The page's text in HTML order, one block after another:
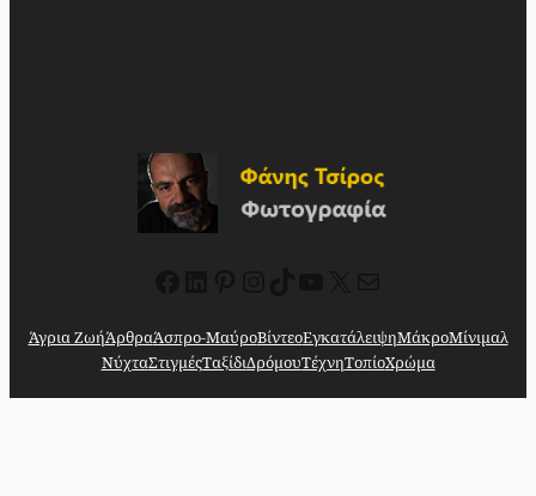
Άγρια ΖωήΆρθραΆσπρο-ΜαύροΒίντεοΕγκατάλειψηΜάκροΜίνιμαλ
ΝύχταΣτιγμέςΤαξίδιΔρόμουΤέχνηΤοπίοΧρώμα